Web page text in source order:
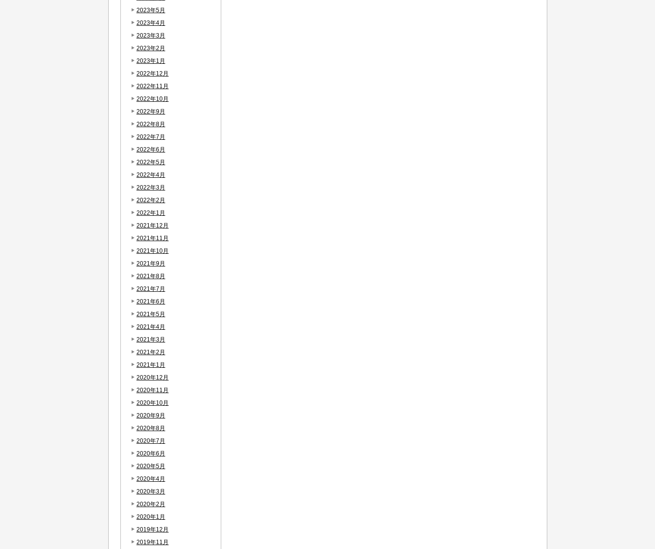
2023年5月
2023年4月
2023年3月
2023年2月
2023年1月
2022年12月
2022年11月
2022年10月
2022年9月
2022年8月
2022年7月
2022年6月
2022年5月
2022年4月
2022年3月
2022年2月
2022年1月
2021年12月
2021年11月
2021年10月
2021年9月
2021年8月
2021年7月
2021年6月
2021年5月
2021年4月
2021年3月
2021年2月
2021年1月
2020年12月
2020年11月
2020年10月
2020年9月
2020年8月
2020年7月
2020年6月
2020年5月
2020年4月
2020年3月
2020年2月
2020年1月
2019年12月
2019年11月